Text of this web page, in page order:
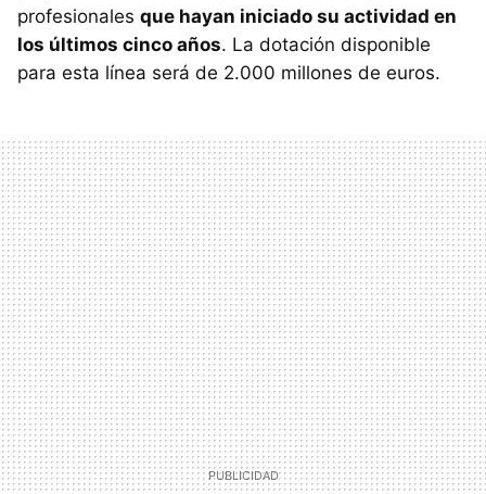
profesionales que hayan iniciado su actividad en
los últimos cinco años. La dotación disponible
para esta línea será de 2.000 millones de euros.